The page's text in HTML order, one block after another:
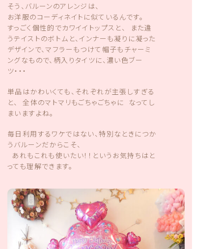
そう、バルーンのアレンジは、
お洋服のコーディネイトに似ているんです。
すっごく個性的でカワイイトップスと、 また違
うテイストのボトムと、インナーも凝りに凝った
デザインで、マフラーもつけて帽子もチャーミ
ングなもので、柄入りタイツに、濃い色ブー
ツ・・・
単品はかわいくても、それぞれが主張しすぎる
と、 全体のマトマリもごちゃごちゃに なってし
まいますよね。
毎日利用するワケではない、特別なときにつか
うバルーンだからこそ、
あれもこれも使いたい！！というお気持ちは と
っても理解できます。